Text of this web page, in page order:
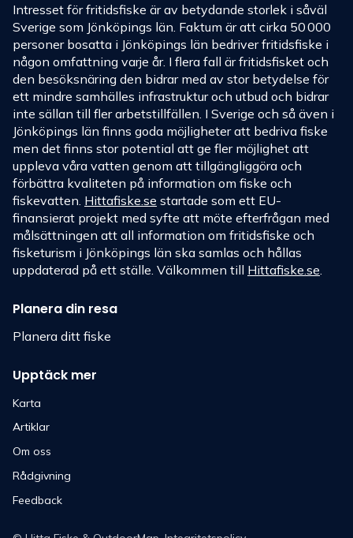
Intresset för fritidsfiske är av betydande storlek i såväl
Sverige som Jönköpings län. Faktum är att cirka 50 000
personer bosatta i Jönköpings län bedriver fritidsfiske i
någon omfattning varje år. I flera fall är fritidsfisket och
den besöksnäring den bidrar med av stor betydelse för
ett mindre samhälles infrastruktur och utbud och bidrar
inte sällan till fler arbetstillfällen. I Sverige och så även i
Jönköpings län finns goda möjligheter att bedriva fiske
men det finns stor potential att ge fler möjlighet att
uppleva våra vatten genom att tillgängliggöra och
förbättra kvaliteten på information om fiske och
fiskevatten. Hittafiske.se startade som ett EU-
finansierat projekt med syfte att möte efterfrågan med
målsättningen att all information om fritidsfiske och
fisketurism i Jönköpings län ska samlas och hållas
uppdaterad på ett ställe. Välkommen till Hittafiske.se
Planera din resa
Planera ditt fiske
Upptäck mer
Karta
Artiklar
Om oss
Rådgivning
Feedback